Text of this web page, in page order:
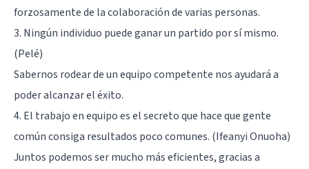
forzosamente de la colaboración de varias personas.
3. Ningún individuo puede ganar un partido por sí mismo.
(Pelé)
Sabernos rodear de un equipo competente nos ayudará a
poder alcanzar el éxito.
4. El trabajo en equipo es el secreto que hace que gente
común consiga resultados poco comunes. (Ifeanyi Onuoha)
Juntos podemos ser mucho más eficientes, gracias a